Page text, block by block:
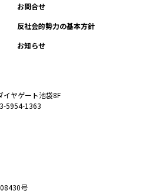
お問合せ
反社会的勢力の基本方針
お知らせ
イヤゲート池袋8F
5954-1363
号